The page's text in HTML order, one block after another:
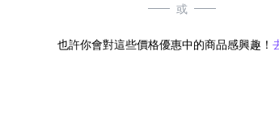
或
也許你會對這些價格優惠中的商品感興趣！